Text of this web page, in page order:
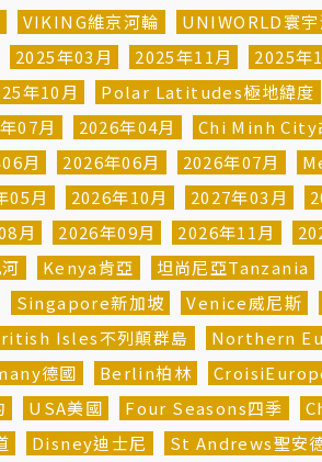
VIKING維京河輪 UNIWORLD寰宇
2025年03月 2025年11月 2025年
年10月 Polar Latitudes極地緯度
07月 2026年04月 Chi Minh City
月 2026年06月 2026年07月
05月 2026年10月 2027年03月
月 2026年09月 2026年11月
Kenya肯亞 坦尚尼亞Tanzania
Singapore新加坡 Venice威尼斯
Isles不列顛群島 Northern
德國 Berlin柏林
USA美國 Four Seasons四季
Disney迪士尼 St Andrews聖安